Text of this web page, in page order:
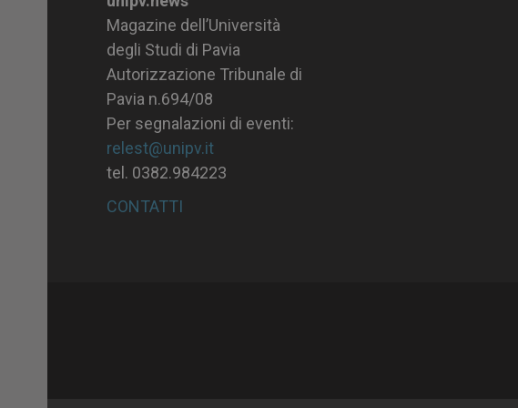
Magazine dell’Università
degli Studi di Pavia
Autorizzazione Tribunale di
Pavia n.694/08
Per segnalazioni di eventi:
relest@unipv.it
tel. 0382.984223
CONTATTI